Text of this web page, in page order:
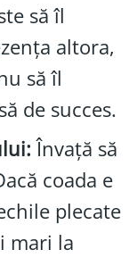
să îl
altora,
să îl
de succes.
Învață să
coada e
plecate
mari la